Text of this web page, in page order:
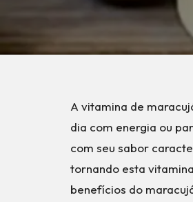
A vitamina de
dia com energia ou
com seu sabor
tornando esta
benefícios do